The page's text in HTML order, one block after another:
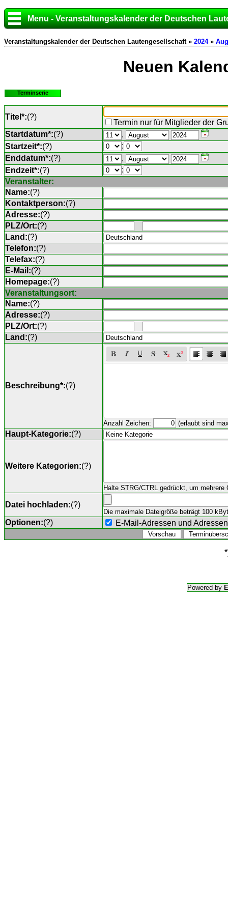
Menu - Veranstaltungskalender der Deutschen
Veranstaltungskalender der Deutschen Lautengesellschaft » 2024»
Neuen
Terminserie
Titel*:(?)
Termin nur für Mitglieder der
Startdatum*:(?)
.
Startzeit*:(?)
:
Enddatum*:(?)
.
Endzeit*:(?)
:
Veranstalter:
Name:(?)
Kontaktperson:(?)
Adresse:(?)
PLZ/Ort:(?)
Land:(?)
Telefon:(?)
Telefax:(?)
E-Mail:(?)
Homepage:(?)
Veranstaltungsort:
Name:(?)
Adresse:(?)
PLZ/Ort:(?)
Land:(?)
Beschreibung*:(?)
Anzahl Zeichen: (erlaubt sind
Haupt-Kategorie:(?)
Weitere Kategorien:(?)
Halte STRG/CTRL gedrückt, um mehrere
Datei hochladen:(?)
Die maximale Dateigröße beträgt 100
Optionen:(?) E-Mail-Adressen und
Powered by